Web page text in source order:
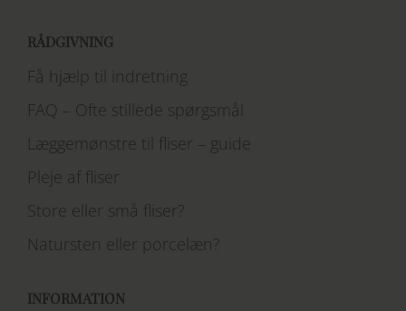
RÅDGIVNING
Få hjælp til indretning
FAQ – Ofte stillede spørgsmål
Læggemønstre til fliser – guide
Pleje af fliser
Store eller små fliser?
Natursten eller porcelæn?
INFORMATION